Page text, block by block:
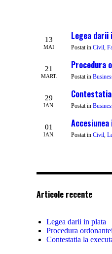
13
MAI
Legea darii
Postat in Civil,
21
MART.
Procedura
Postat in
29
IAN. Postat in
01
IAN. Postat in Civil,
Articole recente
Legea darii in plata
Procedura
Contestatia la